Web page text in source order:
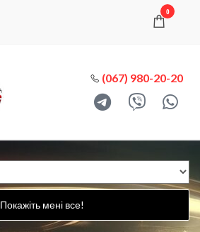
0
(067) 980-20-20
Покажіть мені все!